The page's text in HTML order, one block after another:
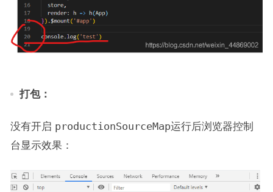
打包：
没有开启 productionSourceMap运行后浏览器控制
台显示效果：